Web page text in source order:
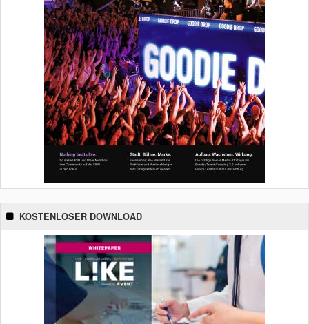
KOSTENLOSER DOWNLOAD